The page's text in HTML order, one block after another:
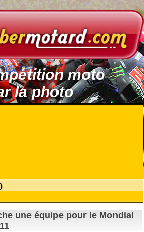
moto
la photo
une équipe pour le Mondial